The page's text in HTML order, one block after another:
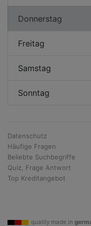
Donnerstag
Freitag
Samstag
Sonntag
Datenschutz
Häufige Fragen
Beliebte Suchbegriffe
Quiz, Frage Antwort
Top Kreditangebot
quality made in